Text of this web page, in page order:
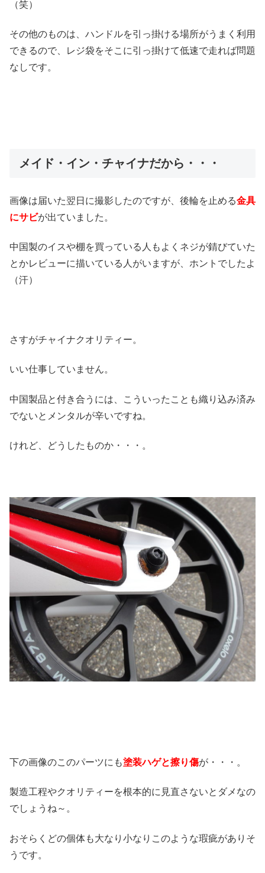
（笑）
その他のものは、ハンドルを引っ掛ける場所がうまく利用
できるので、レジ袋をそこに引っ掛けて低速で走れば問題
なしです。
メイド・イン・チャイナだから・・・
画像は届いた翌日に撮影したのですが、後輪を止める金具
にサビが出ていました。
中国製のイスや棚を買っている人もよくネジが錆びていた
とかレビューに描いている人がいますが、ホントでしたよ
（汗）
さすがチャイナクオリティー。
いい仕事していません。
中国製品と付き合うには、こういったことも織り込み済み
でないとメンタルが辛いですね。
けれど、どうしたものか・・・。
下の画像のこのパーツにも塗装ハゲと擦り傷が・・・。
製造工程やクオリティーを根本的に見直さないとダメなの
でしょうね～。
おそらくどの個体も大なり小なりこのような瑕疵がありそ
うです。